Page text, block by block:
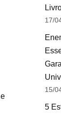
17/
15/
5